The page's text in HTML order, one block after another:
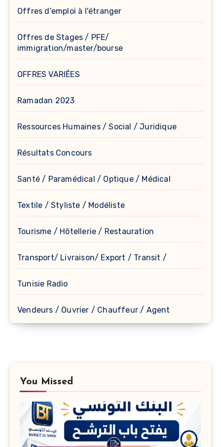
Offres d'emploi à l'étranger
Offres de Stages / PFE/
immigration/master/bourse
OFFRES VARIÉES
Ramadan 2023
Ressources Humaines / Social / Juridique
Résultats Concours
Santé / Paramédical / Optique / Médical
Textile / Styliste / Modéliste
Tourisme / Hôtellerie / Restauration
Transport/ Livraison/ Export / Transit /
Tunisie Radio
Vendeurs / Ouvrier / Chauffeur / Agent
You Missed